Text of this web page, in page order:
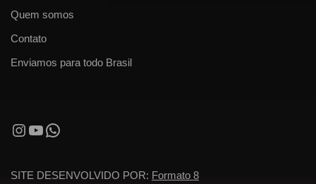
Quem somos
Contato
Enviamos para todo Brasil
SITE DESENVOLVIDO POR: Formato 8